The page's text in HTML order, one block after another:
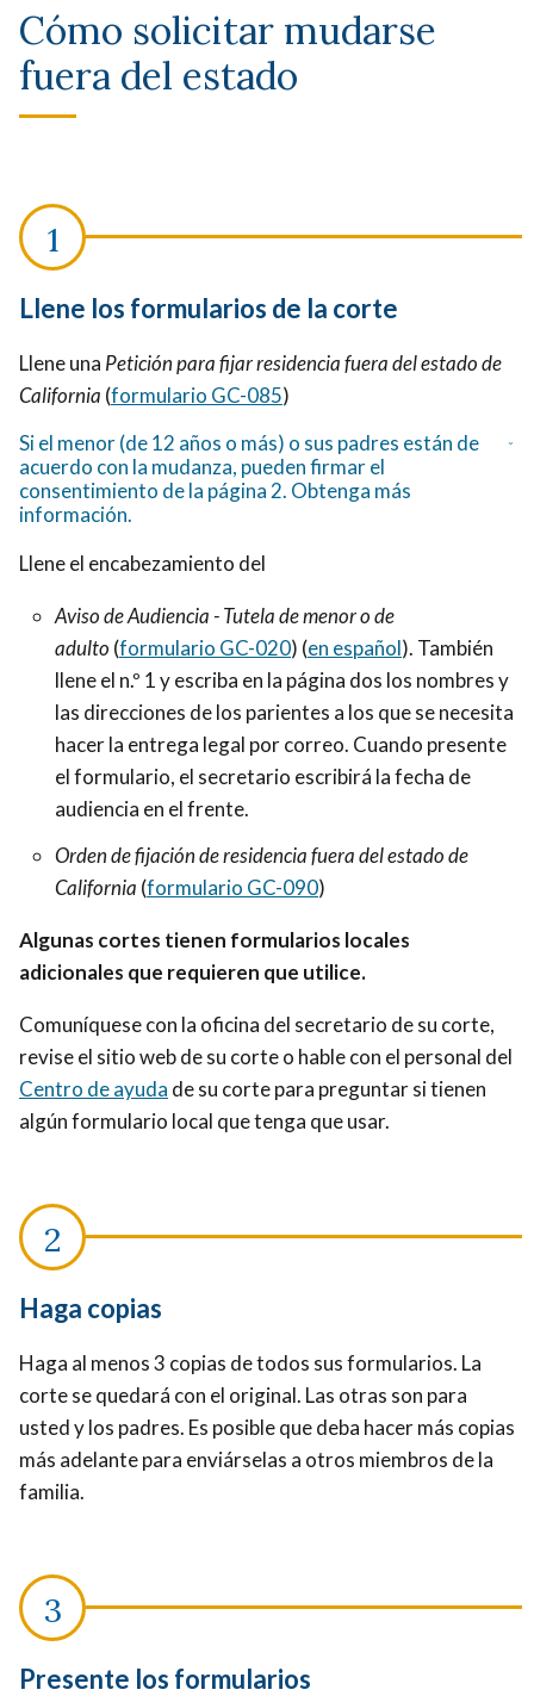
Cómo solicitar mudarse
fuera del estado
Llene los formularios de la corte
Llene una Petición para fijar residencia fuera del estado de
California (formulario GC-085)
Si el menor (de 12 años o más) o sus padres están de
acuerdo con la mudanza, pueden firmar el
consentimiento de la página 2. Obtenga más
información.
Llene el encabezamiento del
Aviso de Audiencia - Tutela de menor o de
adulto (formulario GC-020) (en español). También
llene el n.º 1 y escriba en la página dos los nombres y
las direcciones de los parientes a los que se necesita
hacer la entrega legal por correo. Cuando presente
el formulario, el secretario escribirá la fecha de
audiencia en el frente.
Orden de fijación de residencia fuera del estado de
California (formulario GC-090)
Algunas cortes tienen formularios locales
adicionales que requieren que utilice.
Comuníquese con la oficina del secretario de su corte,
revise el sitio web de su corte o hable con el personal del
Centro de ayuda de su corte para preguntar si tienen
algún formulario local que tenga que usar.
Haga copias
Haga al menos 3 copias de todos sus formularios. La
corte se quedará con el original. Las otras son para
usted y los padres. Es posible que deba hacer más copias
más adelante para enviárselas a otros miembros de la
familia.
Presente los formularios